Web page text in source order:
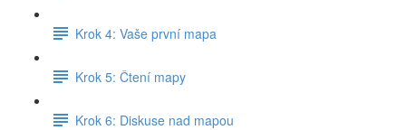
Krok 4: Vaše první mapa
Krok 5: Čtení mapy
Krok 6: Diskuse nad mapou